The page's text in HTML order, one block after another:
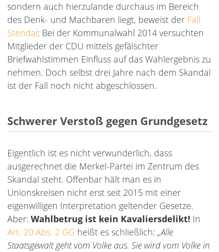
sondern auch hierzulande durchaus im Bereich
des Denk- und Machbaren liegt, beweist der Fall
Stendal: Bei der Kommunalwahl 2014 versuchten
Mitglieder der CDU mittels gefälschter
Briefwahlstimmen Einfluss auf das Wahlergebnis zu
nehmen. Doch selbst drei Jahre nach dem Skandal
ist der Fall noch nicht abgeschlossen.
Schwerer Verstoß gegen Grundgesetz
Eigentlich ist es nicht verwunderlich, dass
ausgerechnet die Merkel-Partei im Zentrum des
Skandal steht. Offenbar hält man es in
Unionskreisen nicht erst seit 2015 mit einer
eigenwilligen Interpretation geltender Gesetze.
Aber: Wahlbetrug ist kein Kavaliersdelikt! In
Art. 20 Abs. 2 GG heißt es schließlich: „Alle
Staatsgewalt geht vom Volke aus. Sie wird vom Volke in